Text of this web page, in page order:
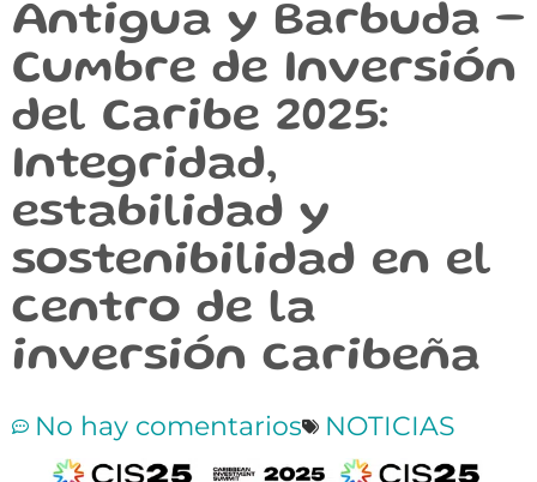
Antigua y Barbuda –
Cumbre de Inversión
del Caribe 2025:
Integridad,
estabilidad y
sostenibilidad en el
centro de la
inversión caribeña
No hay comentarios NOTICIAS